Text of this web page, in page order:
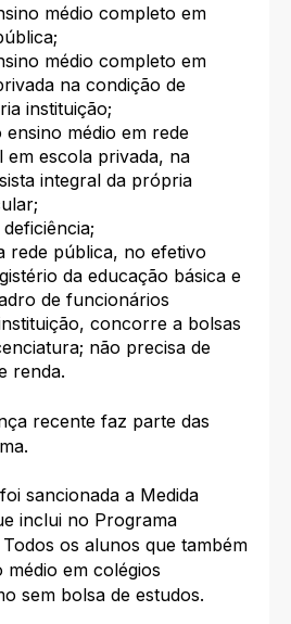
médio completo em
médio completo em
na condição de
instituição;
médio em rede
em escola privada, na
integral da própria
rede pública, no efetivo
da educação básica e
de funcionários
concorre a bolsas
não precisa de
renda.
recente faz parte das
sancionada a Medida
inclui no Programa
os alunos que também
em colégios
sem bolsa de estudos.